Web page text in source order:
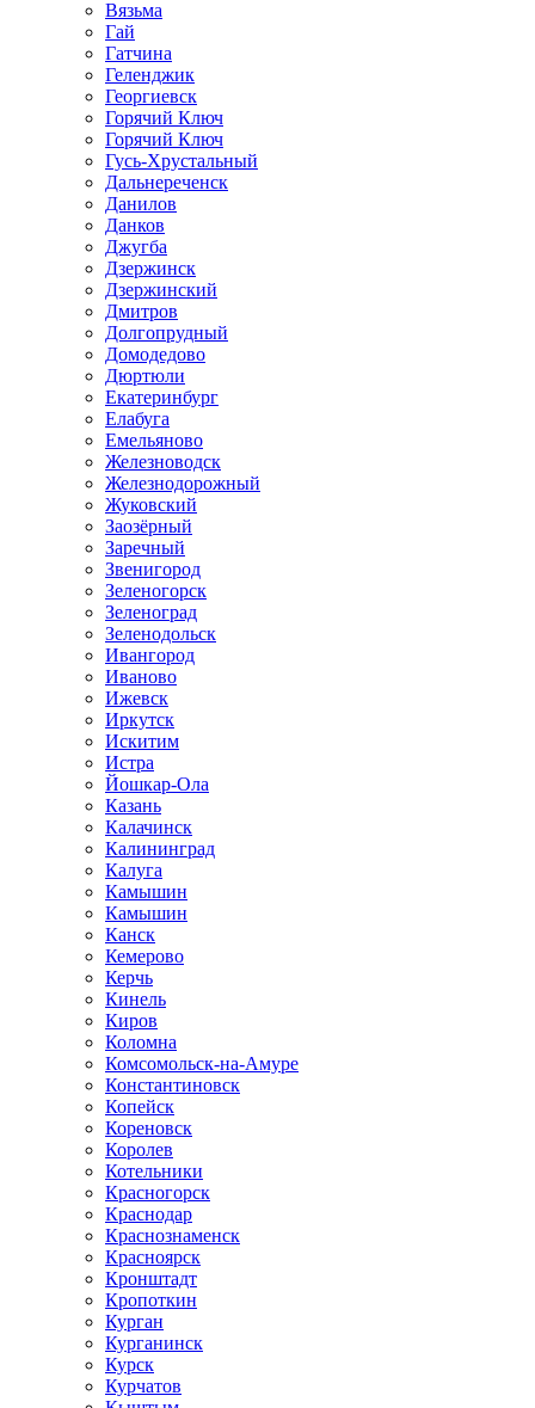
Вязьма
Гай
Гатчина
Геленджик
Георгиевск
Горячий Ключ
Горячий Ключ
Гусь-Хрустальный
Дальнереченск
Данилов
Данков
Джугба
Дзержинск
Дзержинский
Дмитров
Долгопрудный
Домодедово
Дюртюли
Екатеринбург
Елабуга
Емельяново
Железноводск
Железнодорожный
Жуковский
Заозёрный
Заречный
Звенигород
Зеленогорск
Зеленоград
Зеленодольск
Ивангород
Иваново
Ижевск
Иркутск
Искитим
Истра
Йошкар-Ола
Казань
Калачинск
Калининград
Калуга
Камышин
Камышин
Канск
Кемерово
Керчь
Кинель
Киров
Коломна
Комсомольск-на-Амуре
Константиновск
Копейск
Кореновск
Королев
Котельники
Красногорск
Краснодар
Краснознаменск
Красноярск
Кронштадт
Кропоткин
Курган
Курганинск
Курск
Курчатов